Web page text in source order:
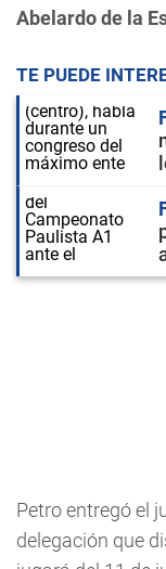
Abelardo de la
TE PUEDE
Petro entregó el
delegación que